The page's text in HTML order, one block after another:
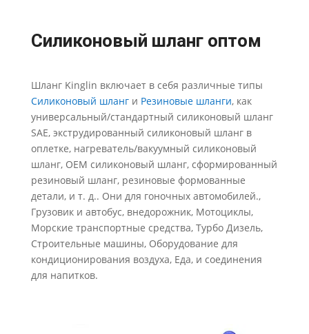
Силиконовый шланг оптом
Шланг Kinglin включает в себя различные типы
Силиконовый шланги Резиновые шланги, как
универсальный/стандартный силиконовый шланг
SAE, экструдированный силиконовый шланг в
оплетке, нагреватель/вакуумный силиконовый
шланг, OEM силиконовый шланг, сформированный
резиновый шланг, резиновые формованные
детали, и т. д.. Они для гоночных автомобилей.,
Грузовик и автобус, внедорожник, Мотоциклы,
Морские транспортные средства, Турбо Дизель,
Строительные машины, Оборудование для
кондиционирования воздуха, Еда, и соединения
для напитков.